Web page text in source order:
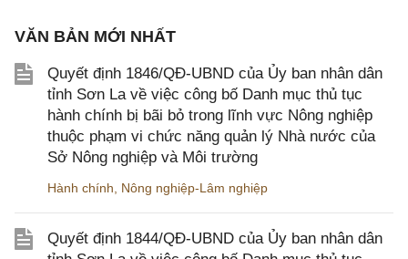
VĂN BẢN MỚI NHẤT
Quyết định 1846/QĐ-UBND của Ủy ban nhân dân
tỉnh Sơn La về việc công bố Danh mục thủ tục
hành chính bị bãi bỏ trong lĩnh vực Nông nghiệp
thuộc phạm vi chức năng quản lý Nhà nước của
Sở Nông nghiệp và Môi trường
Hành chính Nông nghiệp-Lâm nghiệp
Quyết định 1844/QĐ-UBND của Ủy ban nhân dân